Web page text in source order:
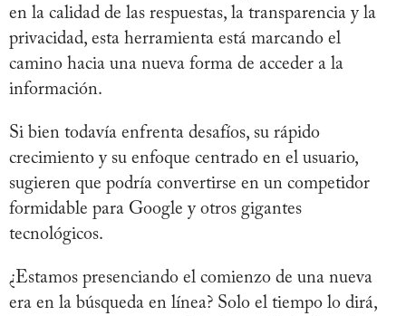
en la calidad de las respuestas, la transparencia y la
privacidad, esta herramienta está marcando el
camino hacia una nueva forma de acceder a la
información.
Si bien todavía enfrenta desafíos, su rápido
crecimiento y su enfoque centrado en el usuario,
sugieren que podría convertirse en un competidor
formidable para Google y otros gigantes
tecnológicos.
¿Estamos presenciando el comienzo de una nueva
era en la búsqueda en línea? Solo el tiempo lo dirá,